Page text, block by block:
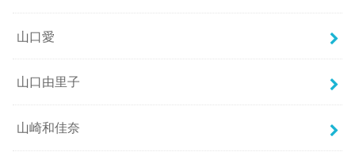
山口愛
山口由里子
山崎和佳奈